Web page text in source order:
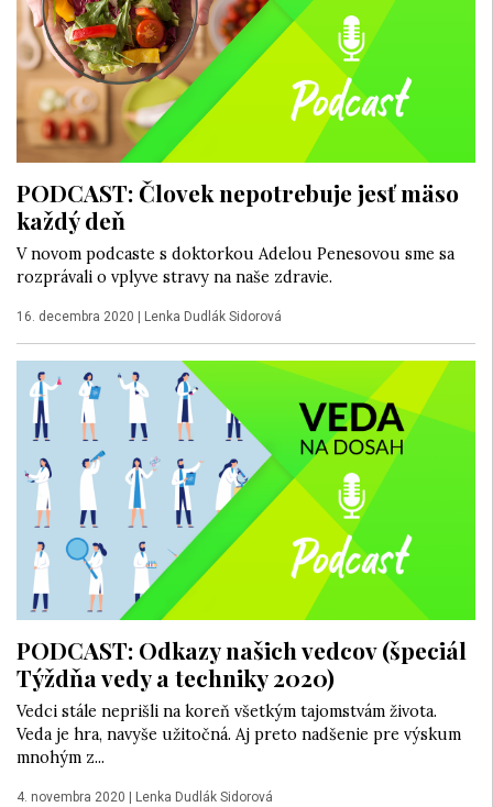
PODCAST: Človek nepotrebuje jesť mäso
každý deň
V novom podcaste s doktorkou Adelou Penesovou sme sa
rozprávali o vplyve stravy na naše zdravie.
16. decembra 2020 Lenka Dudlák Sidorová
PODCAST: Odkazy našich vedcov (špeciál
Týždňa vedy a techniky 2020)
Vedci stále neprišli na koreň všetkým tajomstvám života.
Veda je hra, navyše užitočná. Aj preto nadšenie pre výskum
mnohým z...
4. novembra 2020 Lenka Dudlák Sidorová